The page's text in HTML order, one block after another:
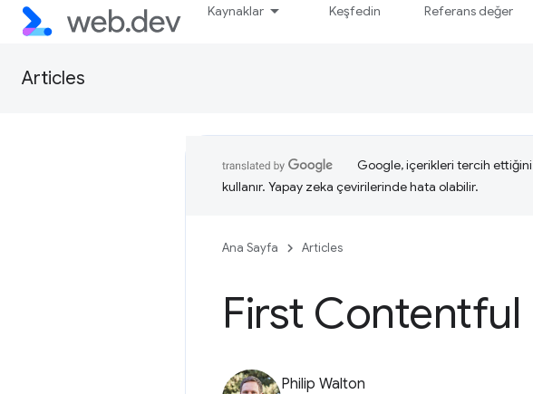
Kaynaklar Keşfedin Referans değer
Articles
Google, içerikleri tercih
kullanır. Yapay zeka çevirilerinde hata olabilir.
Ana Sayfa Articles
First Contentful
Philip Walton